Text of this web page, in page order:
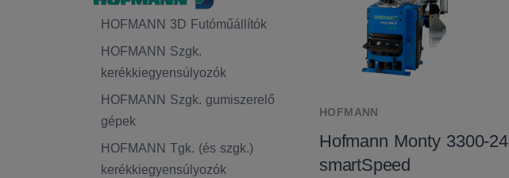
HOFMANN 3D Futóműállítók
HOFMANN Szgk.
kerékkiegyensúlyozók
HOFMANN Szgk. gumiszerelő
gépek
HOFMANN Tgk. (és szgk.)
kerékkiegyensúlyozók
HOFMANN
Hofmann Monty 3300-24
smartSpeed